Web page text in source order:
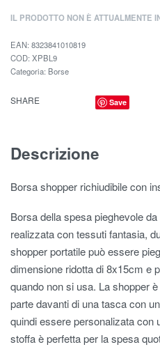
IL PRODOTTO NON È ATTUALMENTE
EAN: 8323841010819
XPBL9
Categoria: Borse
SHARE Save
Descrizione
Borsa shopper richiudibile con
Borsa della spesa pieghevole
realizzata con tessuti fantasia,
shopper portatile può essere
dimensione ridotta di 8x15cm e
quando non si usa. La shopper
parte davanti di una tasca con
quindi essere personalizata con
stoffa è perfetta per la spesa